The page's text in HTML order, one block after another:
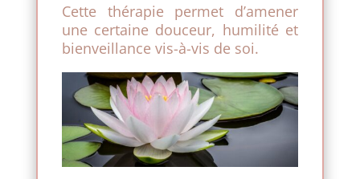
Cette thérapie permet d’amener
une certaine douceur, humilité et
bienveillance vis-à-vis de soi.